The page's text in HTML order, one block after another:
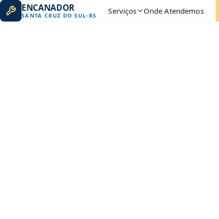
ENCANADOR
SANTA CRUZ DO SUL- RS Serviços Onde Atendemos